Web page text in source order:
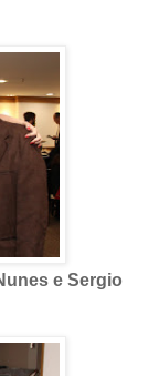
e Sergio